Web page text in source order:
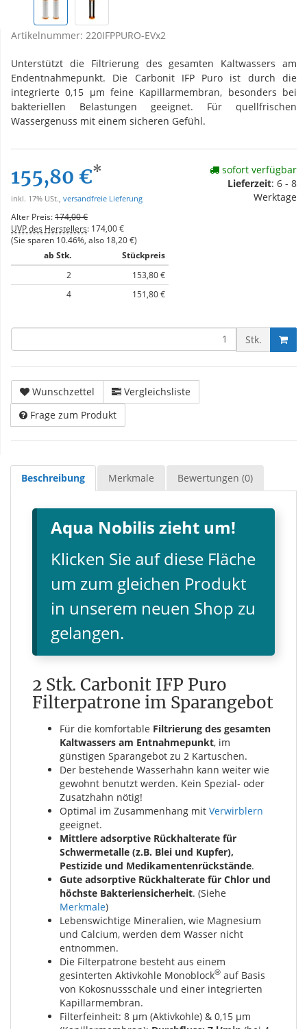
Artikelnummer: 220IFPPURO-EVx2
Unterstützt die Filtrierung des gesamten Kaltwassers am
Endentnahmepunkt. Die Carbonit IFP Puro ist durch die
integrierte 0,15 µm feine Kapillarmembran, besonders bei
bakteriellen Belastungen geeignet. Für quellfrischen
Wassergenuss mit einem sicheren Gefühl.
155,80 €*
inkl. 17% USt., versandfreie Lieferung
Alter Preis:174,00 €
UVP des Herstellers: 174,00 €
(Sie sparen 10.46% , also 18,20 €)
ab Stk.
Stückpreis
2
153,80 €
4
151,80 €
sofort verfügbar
Lieferzeit: 6 - 8
Werktage
Stk.
Wunschzettel
Vergleichsliste
Frage zum Produkt
Beschreibung Merkmale Bewertungen (0)
Aqua Nobilis zieht um!
Klicken Sie auf diese Fläche
um zum gleichen Produkt
in unserem neuen Shop zu
gelangen.
2 Stk. Carbonit IFP Puro
Filterpatrone im Sparangebot
Für die komfortable Filtrierung des gesamten
Kaltwassers am Entnahmepunkt, im
günstigen Sparangebot zu 2 Kartuschen.
Der bestehende Wasserhahn kann weiter wie
gewohnt benutzt werden. Kein Spezial- oder
Zusatzhahn nötig!
Optimal im Zusammenhang mit Verwirblern
geeignet.
Mittlere adsorptive Rückhalterate für
Schwermetalle (z.B. Blei und Kupfer),
Pestizide und Medikamentenrückstände.
Gute adsorptive Rückhalterate für Chlor und
höchste Bakteriensicherheit. (Siehe
Merkmale)
Lebenswichtige Mineralien, wie Magnesium
und Calcium, werden dem Wasser nicht
entnommen.
Die Filterpatrone besteht aus einem
gesinterten Aktivkohle Monoblock® auf Basis
von Kokosnussschale und einer integrierten
Kapillarmembran.
Filterfeinheit: 8 µm (Aktivkohle) & 0,15 µm